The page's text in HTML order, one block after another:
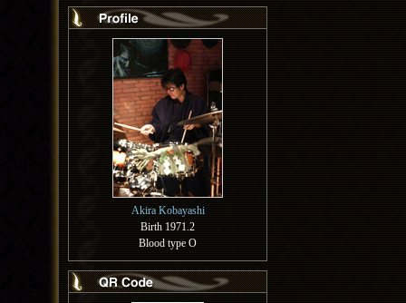
Akira Kobayashi
Birth 1971.2
Blood type O